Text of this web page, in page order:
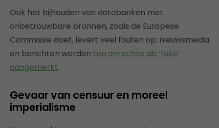
Ook het bijhouden van databanken met
onbetrouwbare bronnen, zoals de Europese
Commissie doet, levert veel fouten op: nieuwsmedia
en berichten worden ten onrechte als ‘fake’
aangemerkt.
Gevaar van censuur en moreel
imperialisme